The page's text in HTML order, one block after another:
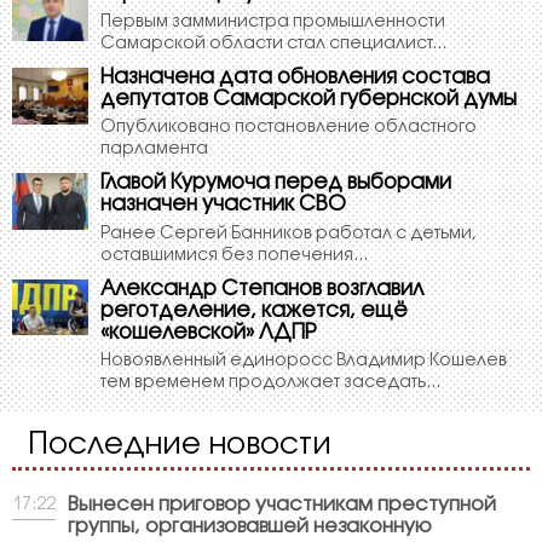
Первым замминистра промышленности
Самарской области стал специалист...
Назначена дата обновления состава
депутатов Самарской губернской думы
Опубликовано постановление областного
парламента
Главой Курумоча перед выборами
назначен участник СВО
Ранее Сергей Банников работал с детьми,
оставшимися без попечения...
Александр Степанов возглавил
реготделение, кажется, ещё
«кошелевской» ЛДПР
Новоявленный единоросс Владимир Кошелев
тем временем продолжает заседать...
Последние новости
17:22
Вынесен приговор участникам преступной
группы, организовавшей незаконную